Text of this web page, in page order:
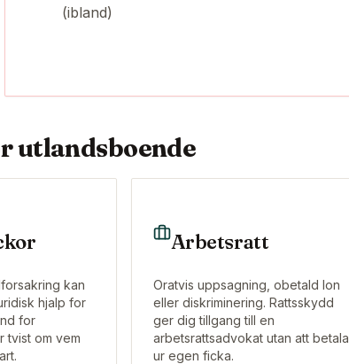
(ibland)
utlandsboende
kan
hjalp for
for
tvist om vem
Arbetsratt
Oratvis uppsagning, obetald lon
eller diskriminering. Rattsskydd
ger dig tillgang till en
arbetsrattsadvokat utan att betala
ur egen ficka.